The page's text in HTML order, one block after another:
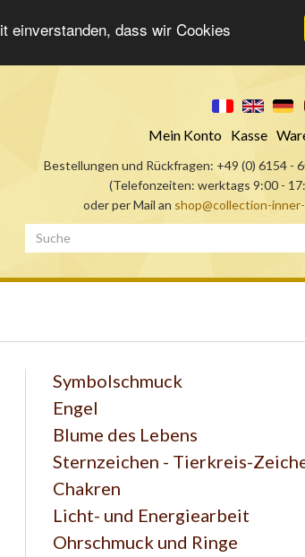
einverstanden, dass wir Cookies
Mein Konto Kasse
Bestellungen und Rückfragen: +49 (0) 6154 -
(Telefonzeiten: werktags 9:00 -
oder per Mail an shop@collection-
Symbolschmuck
Engel
Blume des Lebens
Sternzeichen - Tierkreis-
Chakren
Licht- und Energiearbeit
Ohrschmuck und Ringe